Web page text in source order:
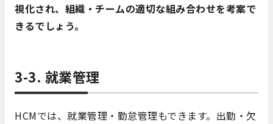
視化され、組織・チームの適切な組み合わせを考案で
きるでしょう。
3-3. 就業管理
HCMでは、就業管理・勤怠管理もできます。出勤・欠